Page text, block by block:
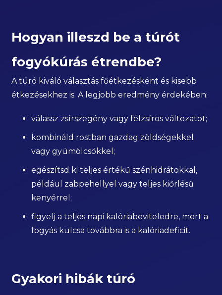
Hogyan illeszd be a túrót
fogyókúrás étrendbe?
A túró kiváló választás főétkezésként és kisebb
étkezésekhez is. A legjobb eredmény érdekében:
válassz zsírszegény vagy félzsíros változatot;
kombináld rostban gazdag zöldségekkel
vagy gyümölcsökkel;
egészítsd ki teljes értékű szénhidrátokkal,
például zabpehellyel vagy teljes kiőrlésű
kenyérrel;
figyelj a teljes napi kalóriabeviteledre, mert a
fogyás kulcsa továbbra is a kalóriadeficit.
Gyakori hibák túró